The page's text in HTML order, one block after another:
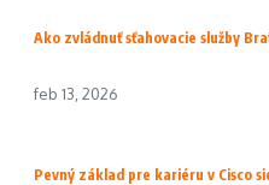
Ako zvládnuť sťahovacie služby
feb 13, 2026
Pevný základ pre kariéru v Cisco